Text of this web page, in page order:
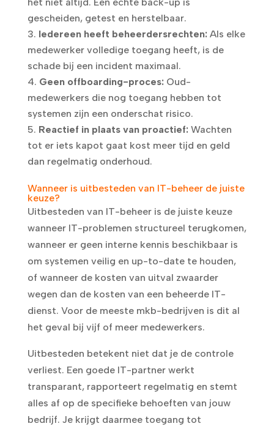
gescheiden, getest en herstelbaar.
Iedereen heeft beheerdersrechten: Als elke
medewerker volledige toegang heeft, is de
schade bij een incident maximaal.
Geen offboarding-proces: Oud-
medewerkers die nog toegang hebben tot
systemen zijn een onderschat risico.
Reactief in plaats van proactief: Wachten
tot er iets kapot gaat kost meer tijd en geld
dan regelmatig onderhoud.
Wanneer is uitbesteden van IT-beheer de juiste
keuze?
Uitbesteden van IT-beheer is de juiste keuze
wanneer IT-problemen structureel terugkomen,
wanneer er geen interne kennis beschikbaar is
om systemen veilig en up-to-date te houden,
of wanneer de kosten van uitval zwaarder
wegen dan de kosten van een beheerde IT-
dienst. Voor de meeste mkb-bedrijven is dit al
het geval bij vijf of meer medewerkers.
Uitbesteden betekent niet dat je de controle
verliest. Een goede IT-partner werkt
transparant, rapporteert regelmatig en stemt
alles af op de specifieke behoeften van jouw
bedrijf. Je krijgt daarmee toegang tot